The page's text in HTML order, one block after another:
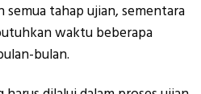
tahap ujian, sementara
waktu beberapa
bulan.